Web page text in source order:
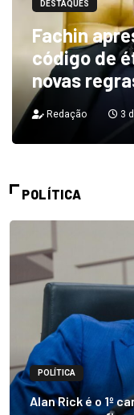
DESTAQUES
Fachin
código de
novas
Redação 3
POLÍTICA
POLÍTICA
Alan Rick é o 1º